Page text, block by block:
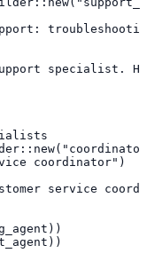
specialist.
coordinator")
service